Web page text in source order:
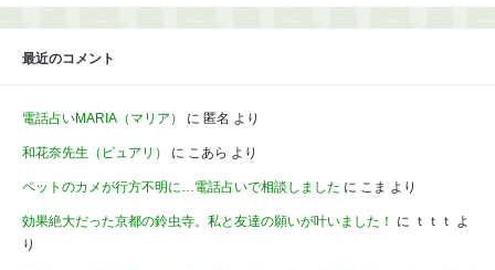
最近のコメント
電話占いMARIA（マリア） に 匿名 より
和花奈先生（ピュアリ） に こあら より
ペットのカメが行方不明に…電話占いで相談しました に こま より
効果絶大だった京都の鈴虫寺。私と友達の願いが叶いました！ に ｔｔｔ よ
り